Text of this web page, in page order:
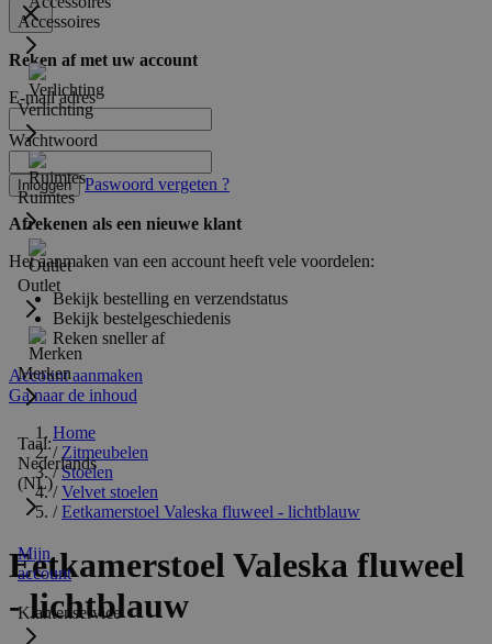
Accessoires
Verlichting
Ruimtes
Outlet
Merken
Taal:
Nederlands
(NL)
Mijn
account
Klantenservice
Reken af met uw account
E-mail adres
Wachtwoord
Inloggen Paswoord vergeten ?
Afrekenen als een nieuwe klant
Het aanmaken van een account heeft vele voordelen:
Bekijk bestelling en verzendstatus
Bekijk bestelgeschiedenis
Reken sneller af
Account aanmaken
Ga naar de inhoud
Home
/ Zitmeubelen
/ Stoelen
/ Velvet stoelen
/ Eetkamerstoel Valeska fluweel - lichtblauw
Eetkamerstoel Valeska fluweel
- lichtblauw